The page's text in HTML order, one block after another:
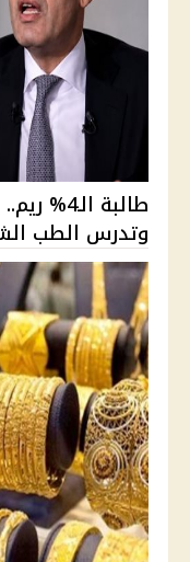
طالبة
وتدرس الطب